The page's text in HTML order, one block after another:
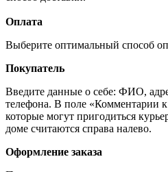
Оплата
Выберите оптимальный способ
Покупатель
Введите данные о себе: ФИО,
телефона. В поле «Комментарии к
которые могут пригодиться
доме считаются справа налево.
Оформление заказа